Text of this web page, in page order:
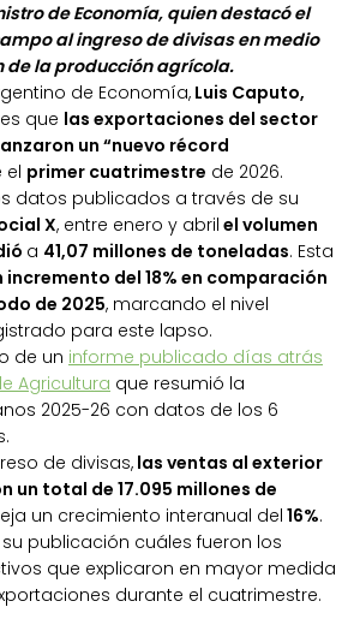
de Economía, quien destacó el
al ingreso de divisas en medio
de la producción agrícola.
de Economía, Luis Caputo,
que las exportaciones del sector
un “nuevo récord
el primer cuatrimestre de 2026.
datos publicados a través de su
X, entre enero y abril el volumen
a 41,07 millones de toneladas. Esta
incremento del 18% en comparación
de 2025, marcando el nivel
para este lapso.
de un informe publicado días atrás
Agricultura que resumió la
2025-26 con datos de los 6
de divisas,las ventas al exterior
un total de 17.095 millones de
un crecimiento interanual del 16%.
publicación cuáles fueron los
que explicaron en mayor medida
durante el cuatrimestre.